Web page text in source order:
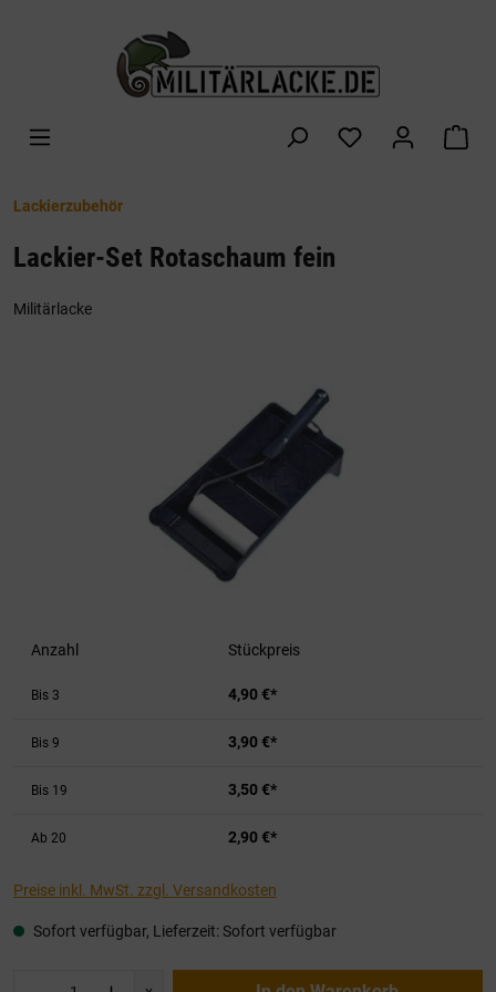
Lackierzubehör
Lackier-Set Rotaschaum fein
Militärlacke
Anzahl Stückpreis
Bis 3 4,90 €*
Bis 9 3,90 €*
Bis 19 3,50 €*
Ab 20 2,90 €*
Preise inkl. MwSt. zzgl. Versandkosten
Sofort verfügbar, Lieferzeit: Sofort verfügbar
Produkt Anzahl: Gib den gewünschten